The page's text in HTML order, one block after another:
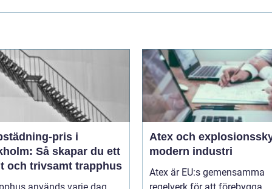
pris i
Så skapar du ett
och trivsamt trapphus
Atex och
modern industri
Atex är EU:s gemensamma